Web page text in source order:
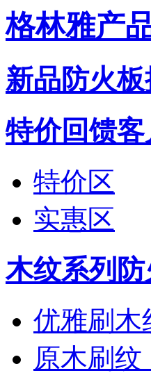
格林雅产
新品防火
特价回馈客
特价区
实惠区
木纹系列
优雅刷木
原木刷纹